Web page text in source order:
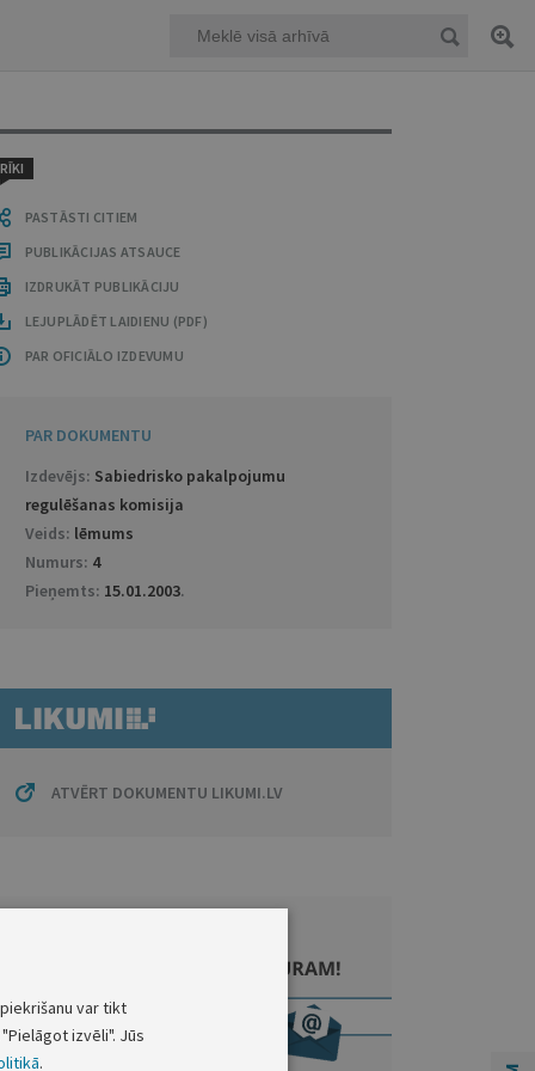
RĪKI
PASTĀSTI CITIEM
PUBLIKĀCIJAS ATSAUCE
IZDRUKĀT PUBLIKĀCIJU
LEJUPLĀDĒT LAIDIENU (PDF)
PAR OFICIĀLO IZDEVUMU
PAR DOKUMENTU
Izdevējs: Sabiedrisko pakalpojumu
regulēšanas komisija
Veids: lēmums
Numurs: 4
Pieņemts: 15.01.2003.
ATVĒRT DOKUMENTU LIKUMI.LV
var tikt
izvēli". Jūs
.